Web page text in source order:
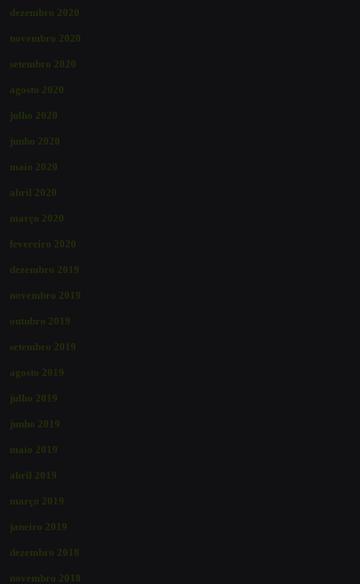
dezembro 2020
novembro 2020
setembro 2020
agosto 2020
julho 2020
junho 2020
maio 2020
abril 2020
março 2020
fevereiro 2020
dezembro 2019
novembro 2019
outubro 2019
setembro 2019
agosto 2019
julho 2019
junho 2019
maio 2019
abril 2019
março 2019
janeiro 2019
dezembro 2018
novembro 2018